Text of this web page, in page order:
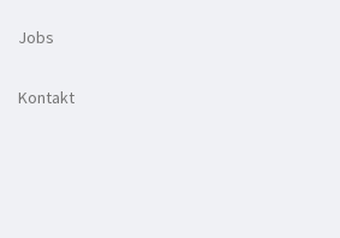
Jobs
Kontakt